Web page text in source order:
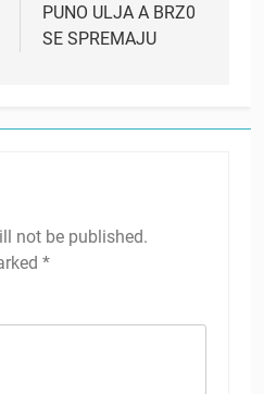
PUNO ULJA A BRZ0
SE SPREMAJU
not be published.
*